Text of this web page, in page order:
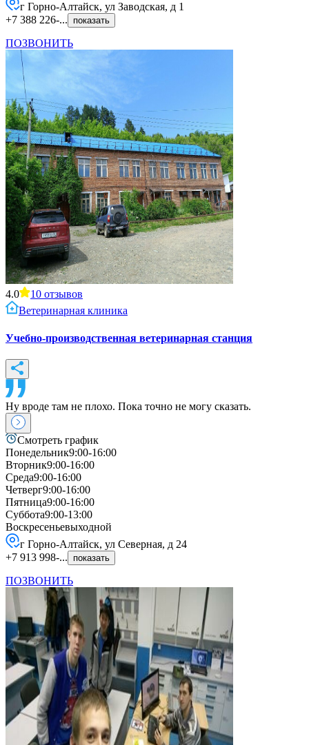
г Горно-Алтайск, ул Заводская, д 1
+7 388 226-...
показать
ПОЗВОНИТЬ
4.0 10 отзывов
Ветеринарная клиника
Учебно-производственная ветеринарная станция
Ну вроде там не плохо. Пока точно не могу сказать.
Смотреть график
Понедельник9:00-16:00
Вторник9:00-16:00
Среда9:00-16:00
Четверг9:00-16:00
Пятница9:00-16:00
Суббота9:00-13:00
Воскресеньевыходной
г Горно-Алтайск, ул Северная, д 24
+7 913 998-...
показать
ПОЗВОНИТЬ